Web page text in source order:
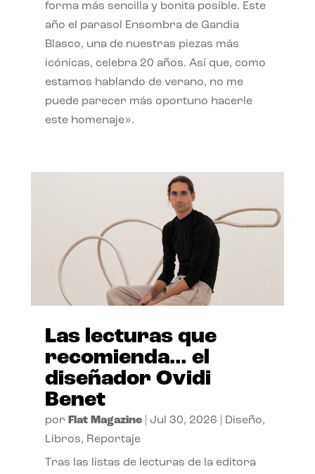
forma más sencilla y bonita posible. Este
año el parasol Ensombra de Gandia
Blasco, una de nuestras piezas más
icónicas, celebra 20 años. Así que, como
estamos hablando de verano, no me
puede parecer más oportuno hacerle
este homenaje».
Las lecturas que
recomienda… el
diseñador Ovidi
Benet
por Flat Magazine| Jul 30, 2026 Diseño,
Libros, Reportaje
Tras las listas de lecturas de la editora